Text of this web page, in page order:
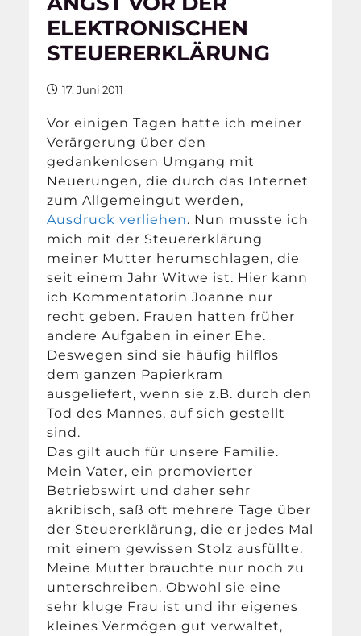
ELEKTRONISCHEN
STEUERERKLÄRUNG
17. Juni 2011
Vor einigen Tagen hatte ich meiner
Verärgerung über den
gedankenlosen Umgang mit
Neuerungen, die durch das Internet
zum Allgemeingut werden,
Ausdruck verliehen. Nun musste ich
mich mit der Steuererklärung
meiner Mutter herumschlagen, die
seit einem Jahr Witwe ist. Hier kann
ich Kommentatorin Joanne nur
recht geben. Frauen hatten früher
andere Aufgaben in einer Ehe.
Deswegen sind sie häufig hilflos
dem ganzen Papierkram
ausgeliefert, wenn sie z.B. durch den
Tod des Mannes, auf sich gestellt
sind.
Das gilt auch für unsere Familie.
Mein Vater, ein promovierter
Betriebswirt und daher sehr
akribisch, saß oft mehrere Tage über
der Steuererklärung, die er jedes Mal
mit einem gewissen Stolz ausfüllte.
Meine Mutter brauchte nur noch zu
unterschreiben. Obwohl sie eine
sehr kluge Frau ist und ihr eigenes
kleines Vermögen gut verwaltet,